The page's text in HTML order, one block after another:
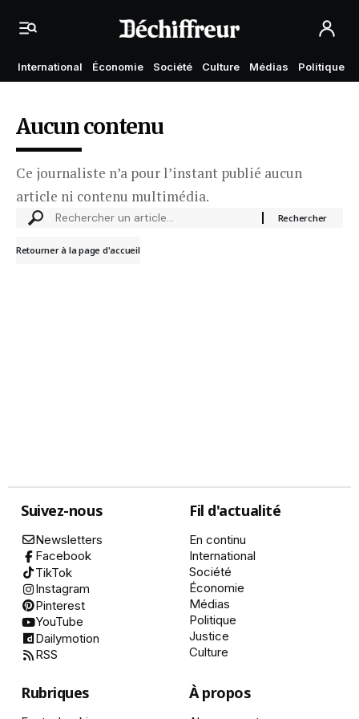
International Économie Société Culture Médias Politique
Aucun contenu
Ce journaliste n’a pour l’instant publié aucun
article ni contenu multimédia.
Retourner à la page d'accueil
Suivez-nous
Newsletters
Facebook
TikTok
Instagram
Pinterest
YouTube
Dailymotion
RSS
Fil d'actualité
En continu
International
Société
Économie
Médias
Politique
Justice
Culture
Rubriques À propos